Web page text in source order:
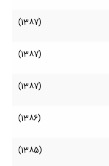
(1387)
(1387)
(1387)
(1386)
(1385)